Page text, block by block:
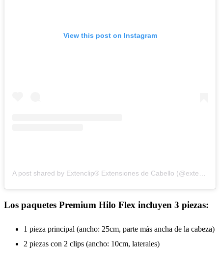
View this post on Instagram
Los paquetes Premium Hilo Flex incluyen 3 piezas:
1 pieza principal (ancho: 25cm, parte más ancha de la cabeza)
2 piezas con 2 clips (ancho: 10cm, laterales)